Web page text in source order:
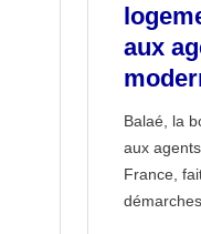
aux
Balaé, la
aux
France,